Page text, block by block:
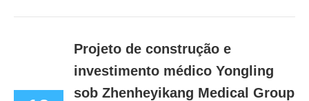
Projeto de construção e
investimento médico Yongling
sob Zhenheyikang Medical Group